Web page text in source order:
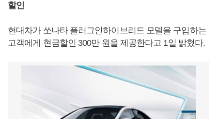
할인
현대차가 쏘나타 플러그인하이브리드 모델을 구입하는
고객에게 현금할인 300만 원을 제공한다고 1일 밝혔다.